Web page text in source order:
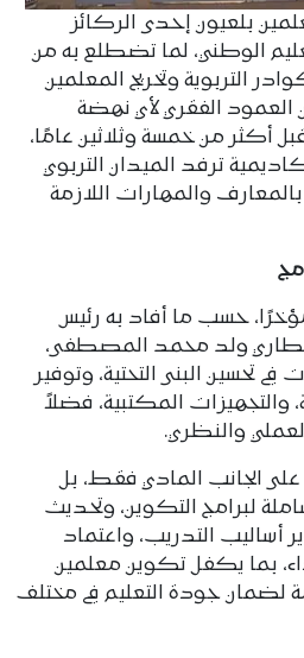
بلعيون إحدى الركائز
الوطني، لما تضطلع به من
التربوية وتخريج المعلمين
العمود الفقري لأي نهضة
أكثر من خمسة وثلاثين عامًا،
ترفد الميدان التربوي
والمهارات اللازمة
حسب ما أفاد به رئيس
خطاري ولد محمد المصطفى،
تحسين البنى التحتية، وتوفير
والتجهيزات المكتبية، فضلاً
والنظري.
الجانب المادي فقط، بل
لبرامج التكوين، وتحديث
التدريب، واعتماد
بما يكفل تكوين معلمين
لضمان جودة التعليم في مختلف